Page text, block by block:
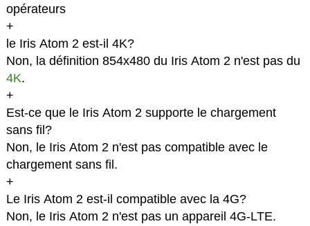
opérateurs
+
le Iris Atom 2 est-il 4K?
Non, la définition 854x480 du Iris Atom 2 n'est pas du
4K.
+
Est-ce que le Iris Atom 2 supporte le chargement
sans fil?
Non, le Iris Atom 2 n'est pas compatible avec le
chargement sans fil.
+
Le Iris Atom 2 est-il compatible avec la 4G?
Non, le Iris Atom 2 n'est pas un appareil 4G-LTE.